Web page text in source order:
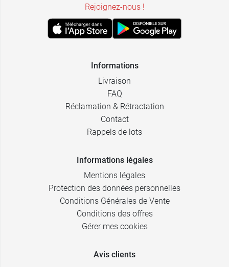
Rejoignez-nous !
Informations
Livraison
FAQ
Réclamation & Rétractation
Contact
Rappels de lots
Informations légales
Mentions légales
Protection des données personnelles
Conditions Générales de Vente
Conditions des offres
Gérer mes cookies
Avis clients